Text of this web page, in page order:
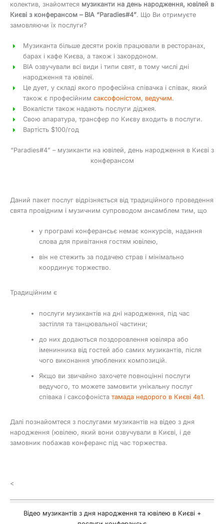
колектив, знайомтеся музиканти на день народження, ювілей в
Києві з конферансом – ВІА “Paradies#4”. Що Ви отримуєте
замовляючи їх послуги?
Музиканта більше десяти років працювали в ресторанах,
барах і кафе Києва, а також і закордоном.
ВІА озвучували всі види і типи свят, в тому числі дні
народження та ювілеї.
Це дует, у складі якого професійна співачка і співак, який
також є професійним саксофоністом, ведучим.
Вокалісти також надають послуги діджея.
Свою апаратура, трансфер по Києву входить в послуги.
Вартість $100/год
“Paradies#4” – музиканти на ювілей, день народження в Києві з
конферансом
Даний пакет послуг відрізняється від традиційного проведення
свята провідним і музичним супроводом ансамблем тим, що
у програмі конферансьє немає конкурсів, надання
слова для привітання гостям ювілею,
він не стежить за подачею страв і мінімально
координує торжество.
Традиційним є
послуги музикантів на дні народження, під час
застілля та танцювальної частини;
до них додаються поздоровлення ювіляра або
іменинника від гостей або самих музикантів, після
чого виконання улюблених композицій.
Якщо ви звичайно захочете повноцінні послуги
ведучого, то можете замовити унікальну послуг
співака і саксофоністатамада недорого в Києві 4в1.
Далі познайомтеся з послугами музикантів на відео з дня
народження (ювілею, який вони озвучували в Києві, і де
замовник побажав конферанс під час торжества.
<
Відео музикантів з дня народження та ювілею в Києві +